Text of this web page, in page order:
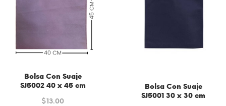
Bolsa Con Suaje
SJ5002 40 x 45 cm
$13.00
Bolsa Con Suaje
SJ5001 30 x 30 cm